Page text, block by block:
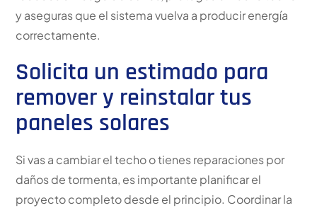
y aseguras que el sistema vuelva a producir energía
correctamente.
Solicita un estimado para
remover y reinstalar tus
paneles solares
Si vas a cambiar el techo o tienes reparaciones por
daños de tormenta, es importante planificar el
proyecto completo desde el principio. Coordinar la